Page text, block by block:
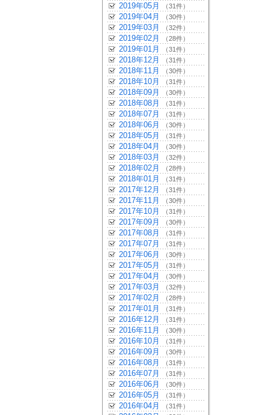
2019年05月 （31件）
2019年04月 （30件）
2019年03月 （32件）
2019年02月 （28件）
2019年01月 （31件）
2018年12月 （31件）
2018年11月 （30件）
2018年10月 （31件）
2018年09月 （30件）
2018年08月 （31件）
2018年07月 （31件）
2018年06月 （30件）
2018年05月 （31件）
2018年04月 （30件）
2018年03月 （32件）
2018年02月 （28件）
2018年01月 （31件）
2017年12月 （31件）
2017年11月 （30件）
2017年10月 （31件）
2017年09月 （30件）
2017年08月 （31件）
2017年07月 （31件）
2017年06月 （30件）
2017年05月 （31件）
2017年04月 （30件）
2017年03月 （32件）
2017年02月 （28件）
2017年01月 （31件）
2016年12月 （31件）
2016年11月 （30件）
2016年10月 （31件）
2016年09月 （30件）
2016年08月 （31件）
2016年07月 （31件）
2016年06月 （30件）
2016年05月 （31件）
2016年04月 （31件）